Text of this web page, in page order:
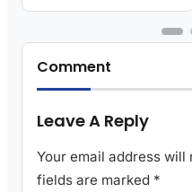
Comment
Leave A Reply
Your email address will
fields are marked *